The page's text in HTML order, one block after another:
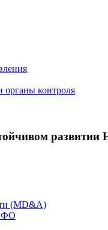
органы контроля
(MD&A)